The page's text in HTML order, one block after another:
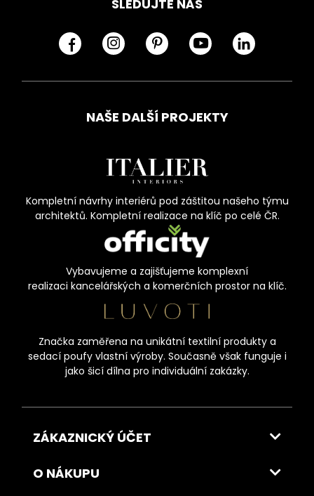
SLEDUJTE NÁS
NAŠE DALŠÍ PROJEKTY
Kompletní návrhy interiérů pod záštitou našeho týmu
architektů. Kompletní realizace na klíč po celé ČR.
Vybavujeme a zajišťujeme komplexní
realizaci kancelářských a komerčních prostor na klíč.
Značka zaměřena na unikátní textilní produkty a
sedací poufy vlastní výroby. Současně však funguje i
jako šicí dílna pro individuální zakázky.
ZÁKAZNICKÝ ÚČET
O NÁKUPU